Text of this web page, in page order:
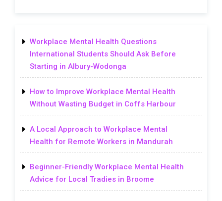
Workplace Mental Health Questions
International Students Should Ask Before
Starting in Albury-Wodonga
How to Improve Workplace Mental Health
Without Wasting Budget in Coffs Harbour
A Local Approach to Workplace Mental
Health for Remote Workers in Mandurah
Beginner-Friendly Workplace Mental Health
Advice for Local Tradies in Broome